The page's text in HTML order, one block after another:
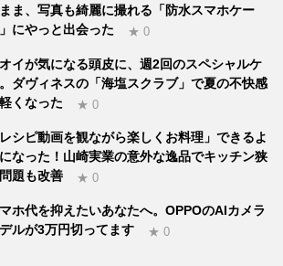
ま、写真も綺麗に撮れる「防水スマホケー
にやっと出会った
★ 0
イが気になる頭皮に、週2回のスペシャルケ
ダヴィネスの「海塩スクラブ」で夏の不快感
くなった
★ 0
レシピ動画を観ながら楽しくお料理」できるよ
なった！山崎実業の意外な逸品でキッチン狭
題も改善
★ 0
ホ代を抑えたいあなたへ。OPPOのAIカメラ
ルが3万円切ってます
★ 0